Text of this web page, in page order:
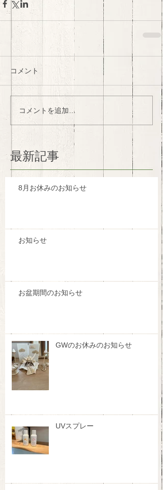
コメント
コメントを追加…
最新記事
8月お休みのお知らせ
お知らせ
お盆期間のお知らせ
GWのお休みのお知らせ
UVスプレー